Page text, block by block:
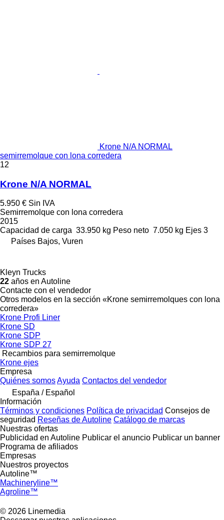
Krone N/A NORMAL
semirremolque con lona corredera
12
Krone N/A NORMAL
5.950 € Sin IVA
Semirremolque con lona corredera
2015
Capacidad de carga 33.950 kg Peso neto 7.050 kg Ejes 3
Países Bajos, Vuren
Kleyn Trucks
22 años en Autoline
Contacte con el vendedor
Otros modelos en la sección «Krone semirremolques con lona
corredera»
Krone Profi Liner
Krone SD
Krone SDP
Krone SDP 27
Recambios para semirremolque
Krone ejes
Empresa
Quiénes somosAyuda Contactos del vendedor
España / Español
Información
Términos y condiciones Política de privacidad Consejos de
seguridad Reseñas de Autoline Catálogo de marcas
Nuestras ofertas
Publicidad en Autoline Publicar el anuncio Publicar un banner
Programa de afiliados
Empresas
Nuestros proyectos
Autoline™
Machineryline™
Agroline™
© 2026 Linemedia